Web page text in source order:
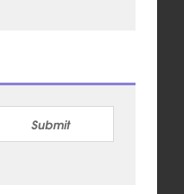
Submit